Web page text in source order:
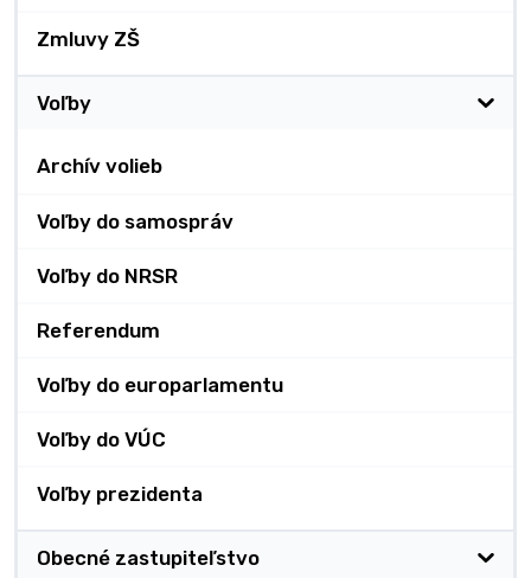
Zmluvy ZŠ
Voľby
Archív volieb
Voľby do samospráv
Voľby do NRSR
Referendum
Voľby do europarlamentu
Voľby do VÚC
Voľby prezidenta
Obecné zastupiteľstvo